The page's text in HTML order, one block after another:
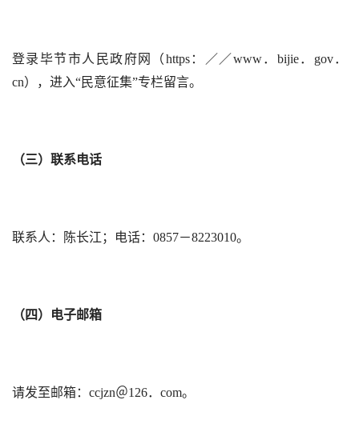
登录毕节市人民政府网（https：／／www．bijie．gov．
cn），进入“民意征集”专栏留言。
（三）联系电话
联系人：陈长江；电话：0857－8223010。
（四）电子邮箱
请发至邮箱：ccjzn＠126．com。